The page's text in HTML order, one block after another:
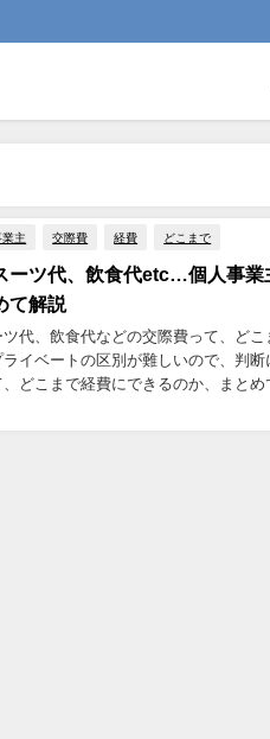
主 交際費 経費 どこまで
ーツ代、飲食代etc…個人事
て解説
代、飲食代などの交際費って、ど
イベートの区別が難しいので、判
どこまで経費にできるのか、まとめ